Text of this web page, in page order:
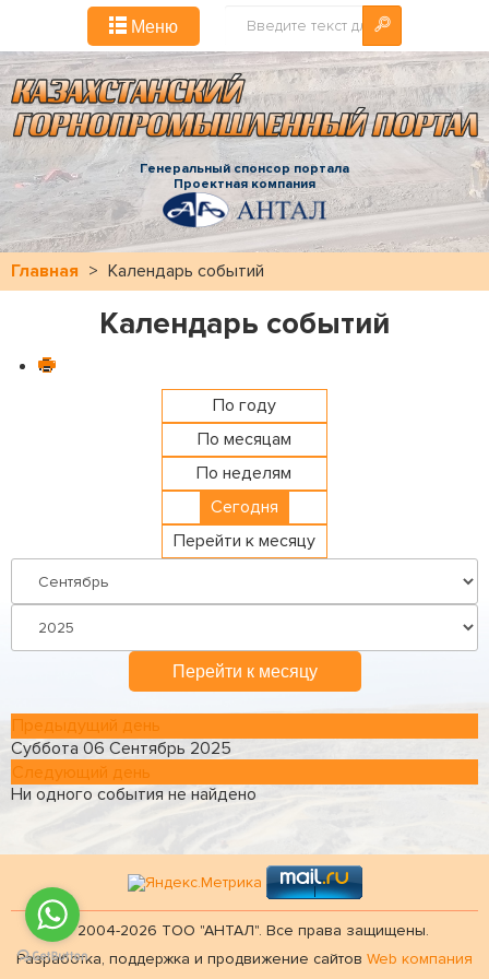
Меню
Генеральный спонсор портала
Проектная компания
Главная > Календарь событий
Календарь событий
По году
По месяцам
По неделям
Сегодня
Перейти к месяцу
Перейти к месяцу
Предыдущий день
Суббота 06 Сентябрь 2025
Следующий день
Ни одного события не найдено
© 2004-2026 ТОО "АНТАЛ". Все права защищены.
Разработка, поддержка и продвижение сайтов Web компания